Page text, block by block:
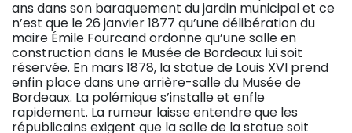
ans dans son baraquement du jardin municipal et ce
n’est que le 26 janvier 1877 qu’une délibération du
maire Émile Fourcand ordonne qu’une salle en
construction dans le Musée de Bordeaux lui soit
réservée. En mars 1878, la statue de Louis XVI prend
enfin place dans une arrière-salle du Musée de
Bordeaux. La polémique s’installe et enfle
rapidement. La rumeur laisse entendre que les
républicains exigent que la salle de la statue soit